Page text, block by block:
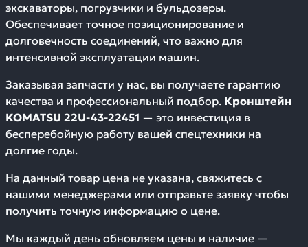
экскаваторы, погрузчики и бульдозеры.
Обеспечивает точное позиционирование и
долговечность соединений, что важно для
интенсивной эксплуатации машин.
Заказывая запчасти у нас, вы получаете гарантию
качества и профессиональный подбор. Кронштейн
KOMATSU 22U-43-22451 — это инвестиция в
бесперебойную работу вашей спецтехники на
долгие годы.
На данный товар цена не указана, свяжитесь с
нашими менеджерами или отправьте заявку чтобы
получить точную информацию о цене.
Мы каждый день обновляем цены и наличие —